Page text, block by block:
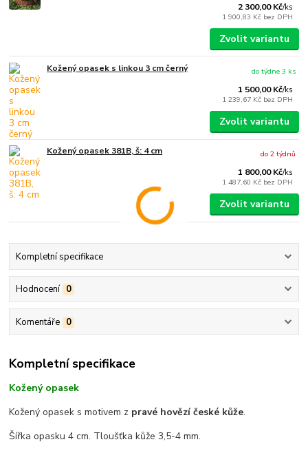
2 300,00 Kč/ks
1 900,83 Kč bez DPH
Zvolit variantu
Kožený opasek s linkou 3 cm černý
1 500,00 Kč/ks
1 239,67 Kč bez DPH
do týdne 3 ks
Zvolit variantu
Kožený opasek 381B, š: 4 cm
1 800,00 Kč/ks
1 487,60 Kč bez DPH
do 2 týdnů
Zvolit variantu
Kompletní specifikace
Hodnocení 0
Komentáře 0
Kompletní specifikace
Kožený opasek
Kožený opasek s motivem z pravé hovězí české kůže.
Šířka opasku 4 cm. Tloušťka kůže 3,5-4 mm.